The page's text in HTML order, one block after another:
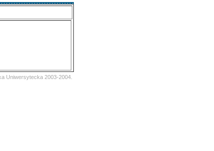
Uniwersytecka 2003-2004.